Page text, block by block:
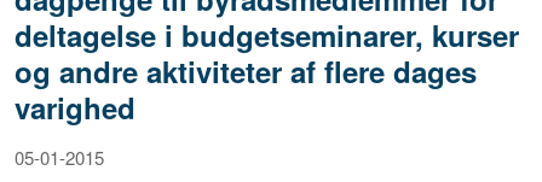
deltagelse i budgetseminarer, kurser
og andre aktiviteter af flere dages
varighed
05-01-2015